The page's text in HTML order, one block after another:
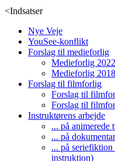
<Indsatser
Nye Veje
YouSee-konflikt
Forslag til medieforlig
Medieforlig 2022
Medieforlig 2018
Forslag til filmforlig
Forslag til
Forslag til
Instruktørens arbejde
... på animerede
... på dokumentar
... på
instruktion)